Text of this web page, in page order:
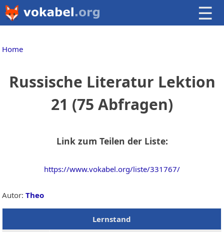
☰
Home
Russische Literatur Lektion
21 (75 Abfragen)
Link zum Teilen der Liste:
https://www.vokabel.org/liste/331767/
Autor:Theo
Lernstand